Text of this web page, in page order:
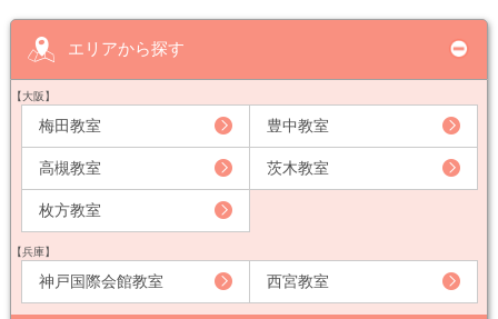
エリアから探す
【大阪】
梅田教室 豊中教室
高槻教室 茨木教室
枚方教室
【兵庫】
神戸国際会館教室 西宮教室